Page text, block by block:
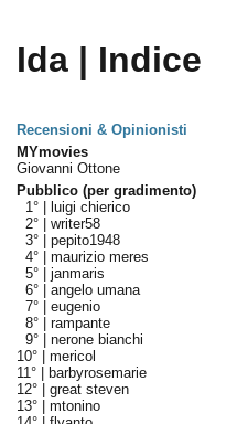
Ida | Indice
Recensioni & Opinionisti
MYmovies
Giovanni Ottone
Pubblico (per gradimento)
1° |
luigi chierico
2° | writer58
3° | pepito1948
4° | maurizio meres
5° | janmaris
6° | angelo umana
7° | eugenio
8° | rampante
9° | nerone bianchi
10° | mericol
11° |
barbyrosemarie
12° | great steven
13° | mtonino